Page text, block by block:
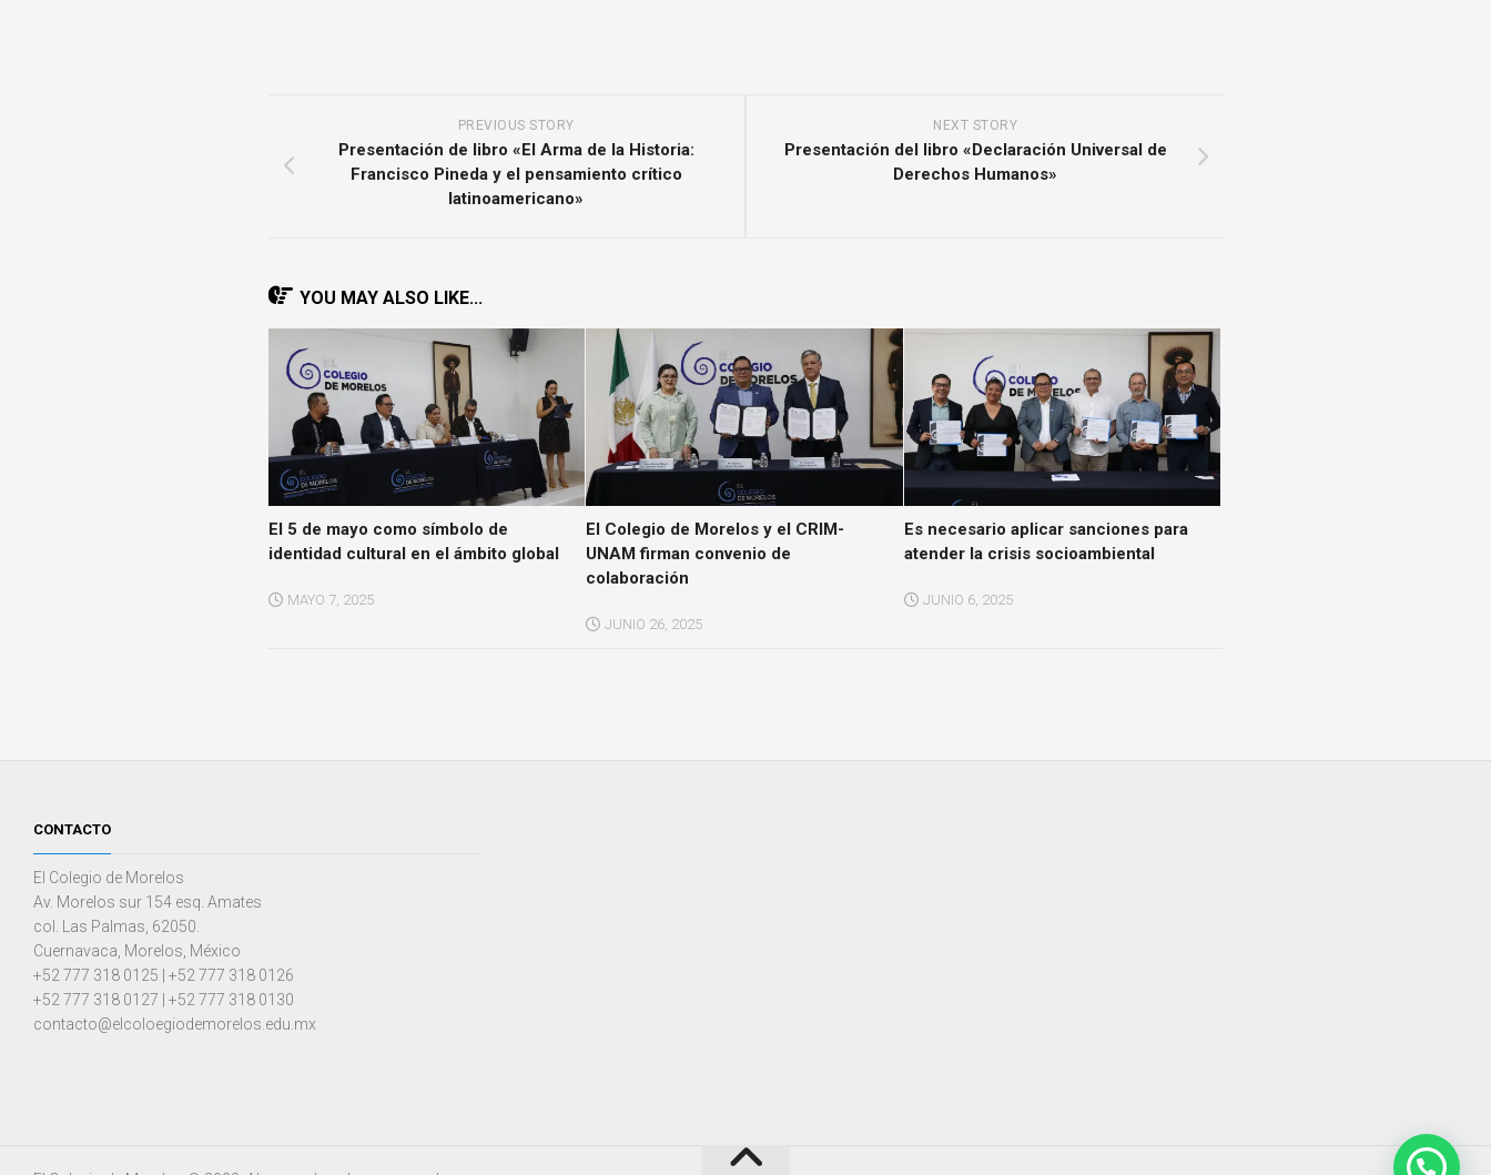
NEXT STORY
Presentación del libro «Declaración Universal de
Derechos Humanos»
PREVIOUS STORY
Presentación de libro «El Arma de la Historia:
Francisco Pineda y el pensamiento crítico
latinoamericano»
YOU MAY ALSO LIKE...
El 5 de mayo como símbolo de
identidad cultural en el ámbito global
MAYO 7, 2025
El Colegio de Morelos y el CRIM-
UNAM firman convenio de
colaboración
JUNIO 26, 2025
Es necesario aplicar sanciones para
atender la crisis socioambiental
JUNIO 6, 2025
CONTACTO
El Colegio de Morelos
Av. Morelos sur 154 esq. Amates
col. Las Palmas, 62050.
Cuernavaca, Morelos, México
+52 777 318 0125 | +52 777 318 0126
+52 777 318 0127 | +52 777 318 0130
contacto@elcoloegiodemorelos.edu.mx